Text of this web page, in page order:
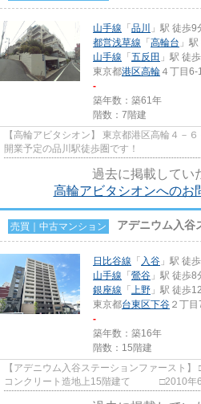
山手線 「 品川
」駅 徒歩9
都営浅草線 「 高輪台 」
山手線 「 五反田 」駅 徒
東京都港区高輪 ４丁目6-
-
築年数：築61年
階数：7階建
【高輪アビタシオン】 東京都港区高輪４－
開業予定の品川駅徒歩圏です！
過去に掲載してい
高輪アビタシオンへのお
売買｜中古マンション アデニウム入谷
日比谷線 「 入谷 」駅 徒
山手線 「 鶯谷 」駅 徒歩8
銀座線 「 上野 」駅 徒歩
東京都台東区下谷 ２丁目
-
築年数：築16年
階数：15階建
【アデニウム入谷ステーションファースト】 □東京都台東区下谷2-7-8 □鉄骨鉄筋
コンクリート造地上15階建て □2010年6月築 東京メトロに日比谷